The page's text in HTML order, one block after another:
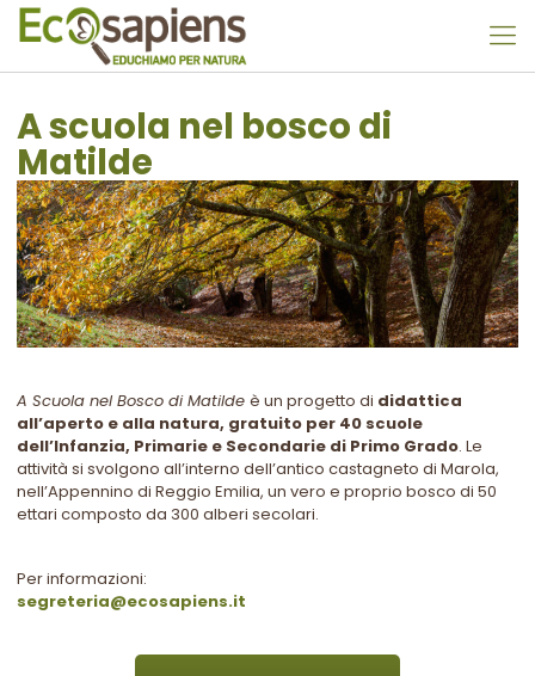
A scuola nel bosco di
Matilde
A Scuola nel Bosco di Matildeè un progetto di didattica
all’aperto e alla natura, gratuito per 40 scuole
dell’Infanzia, Primarie e Secondarie di Primo Grado. Le
attività si svolgono all’interno dell’anticocastagneto di Marola,
nell’Appennino di Reggio Emilia, un vero e proprio bosco di50
ettari composto da 300 alberi secolari.
Per informazioni:
segreteria@ecosapiens.it